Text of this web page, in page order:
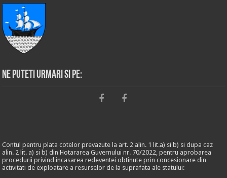
Ne puteti urmari si pe:
Contul pentru plata cotelor prevazute la art. 2 alin. 1 lit.a) si b) si dupa caz
alin. 2 lit. a) si b) din Hotararea Guvernului nr. 70/2022, pentru aprobarea
procedurii privind incasarea redeventei obtinute prin concesionare din
activitati de exploatare a resurselor de la suprafata ale statului: